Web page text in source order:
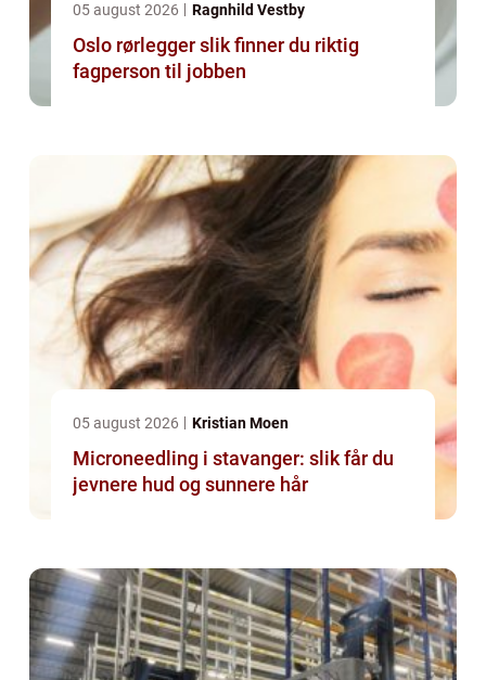
05 august 2026 Ragnhild Vestby
Oslo rørlegger slik finner du riktig
fagperson til jobben
05 august 2026 Kristian Moen
Microneedling i stavanger: slik får du
jevnere hud og sunnere hår